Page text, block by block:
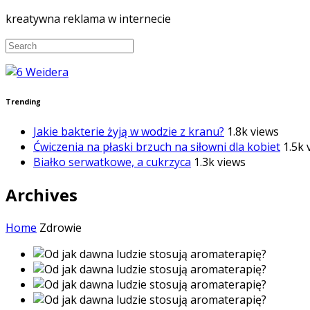
kreatywna reklama w internecie
Trending
Jakie bakterie żyją w wodzie z kranu? 1.8k views
Ćwiczenia na płaski brzuch na siłowni dla kobiet 1.5k
Białko serwatkowe, a cukrzyca 1.3k views
Archives
Home Zdrowie